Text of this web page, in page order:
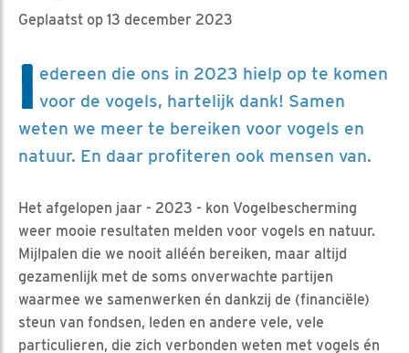
Geplaatst op 13 december 2023
I edereen die ons in 2023 hielp op te komen
voor de vogels, hartelijk dank! Samen
weten we meer te bereiken voor vogels en
natuur. En daar profiteren ook mensen van.
Het afgelopen jaar - 2023 - kon Vogelbescherming
weer mooie resultaten melden voor vogels en natuur.
Mijlpalen die we nooit alléén bereiken, maar altijd
gezamenlijk met de soms onverwachte partijen
waarmee we samenwerken én dankzij de (financiële)
steun van fondsen, leden en andere vele, vele
particulieren, die zich verbonden weten met vogels én